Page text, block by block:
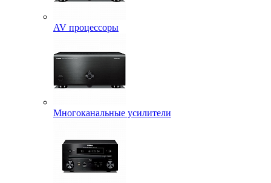
AV процессоры
Многоканальные усилители